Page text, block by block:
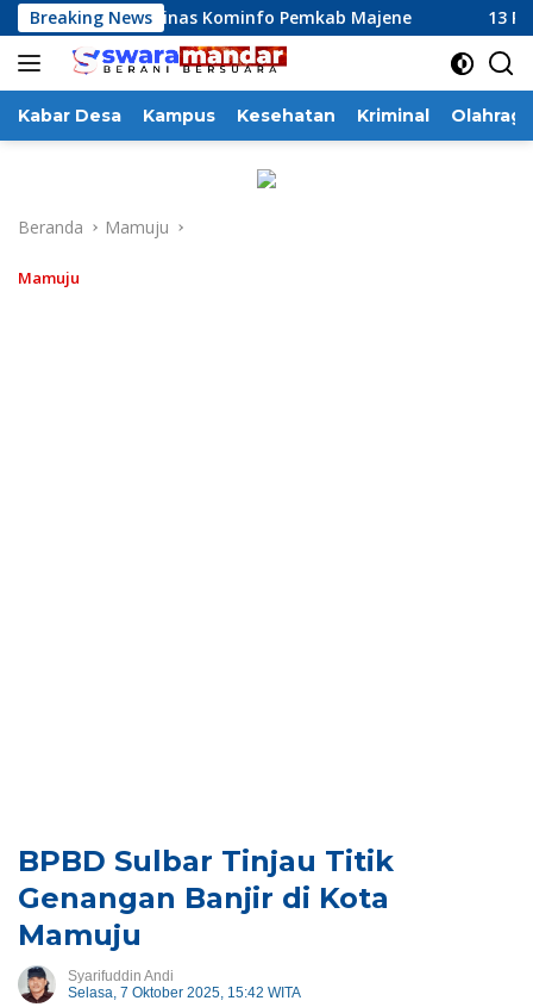
Langsung
ke
konten
Breaking News
Dinas Kominfo Pemkab Majene 13 Perusahaan
Kabar Desa Kampus Kesehatan Kriminal Olahraga
Beranda Mamuju
Mamuju
BPBD Sulbar Tinjau Titik
Genangan Banjir di Kota
Mamuju
Syarifuddin Andi
Selasa, 7 Oktober 2025, 15:42 WITA